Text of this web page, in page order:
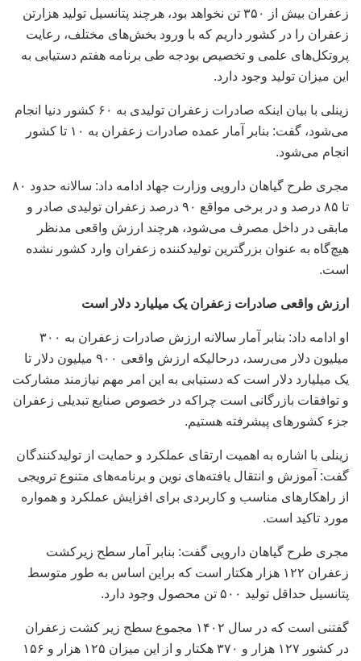
زعفران بیش از ۳۵۰ تن نخواهد بود، هرچند پتانسیل تولید هزارتن
زعفران را در کشور داریم که با ورود بخش‌های مختلف، رعایت
پروتکل‌های علمی و تخصیص بودجه طی برنامه هفتم دستیابی به
این میزان تولید وجود دارد.
زینلی با بیان اینکه صادرات زعفران تولیدی به ۶۰ کشور دنیا انجام
می‌شود، گفت: بنابر آمار عمده صادرات زعفران به ۱۰ تا کشور
انجام می‌شود.
مجری طرح گیاهان دارویی وزارت جهاد ادامه داد: سالانه حدود ۸۰
تا ۸۵ درصد و در برخی مواقع ۹۰ درصد زعفران تولیدی صادر و
مابقی در داخل مصرف می‌شود، هرچند ارزش واقعی مدنظر
هیچ‌گاه به عنوان بزرگترین تولیدکننده زعفران وارد کشور نشده
است.
ارزش واقعی صادرات زعفران یک میلیارد دلار است
او ادامه داد: بنابر آمار سالانه ارزش صادرات زعفران به ۳۰۰
میلیون دلار می‌رسد، درحالیکه ارزش واقعی ۹۰۰ میلیون دلار تا
یک میلیارد دلار است که دستیابی به این امر مهم نیازمند مشارکت
و توافقات بازرگانی است چراکه در خصوص صنایع تبدیلی زعفران
جزء کشور‌های پیشرفته هستیم.
زینلی با اشاره به اهمیت ارتقای عملکرد و حمایت از تولیدکنندگان
گفت: آموزش و انتقال یافته‌های نوین و برنامه‌های متنوع ترویجی
از راهکار‌های مناسب و کاربردی برای افزایش عملکرد و همواره
مورد تاکید است.
مجری طرح گیاهان دارویی گفت: بنابر آمار سطح زیرکشت
زعفران ۱۲۲ هزار هکتار است که براین اساس به طور متوسط
پتانسیل حداقل تولید ۵۰۰ تن محصول وجود دارد.
گفتنی است که در سال ۱۴۰۲ مجموع سطح زیر کشت زعفران
در کشور ۱۲۷ هزار و ۳۷۰ هکتار و از این میزان ۱۲۵ هزار و ۱۵۶